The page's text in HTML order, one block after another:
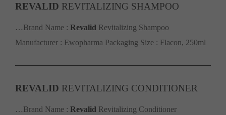
REVALID REVITALIZING SHAMPOO
…Brand Name : Revalid Revitalizing Shampoo
Manufacturer : Ewopharma Packaging Size : Flacon, 250ml
REVALID REVITALIZING CONDITIONER
…Brand Name : Revalid Revitalizing Conditioner